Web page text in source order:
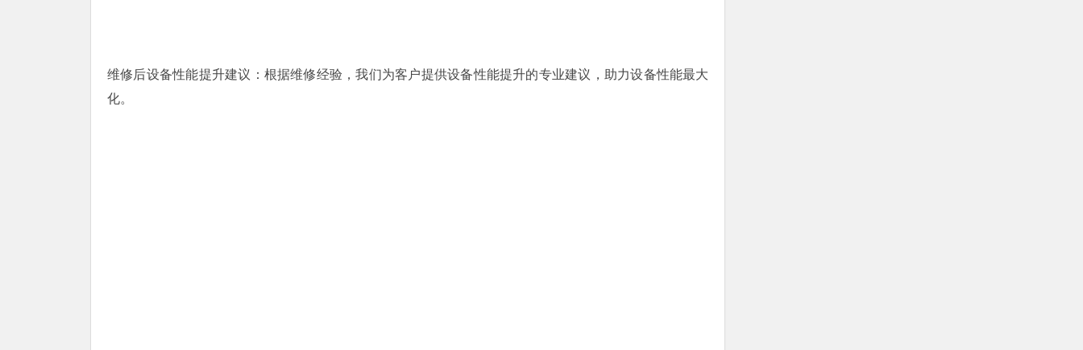
维修后设备性能提升建议：根据维修经验，我们为客户提供设备性能提升的专业建议，助力设备性能最大
化。